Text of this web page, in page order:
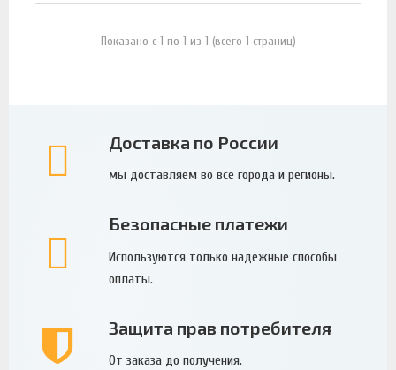
Показано с 1 по 1 из 1 (всего 1 страниц)
Доставка по России
мы доставляем во все города и регионы.
Безопасные платежи
Используются только надежные способы
оплаты.
Защита прав потребителя
От заказа до получения.